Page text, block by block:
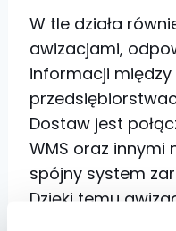
W tle działa
awizacjami,
informacji między
Dostaw jest
WMS oraz innymi
spójny system
Dzięki temu
wyspą, ale